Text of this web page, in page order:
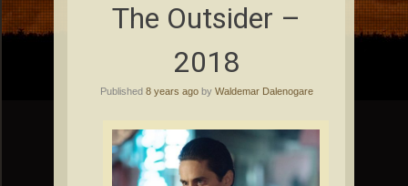
The Outsider –
2018
Published 8 years agoby Waldemar Dalenogare